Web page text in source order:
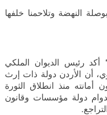
النهضة وتلاحمنا خلفها
– 11 حزيران 2026-* أكد رئيس الديوان الملكي
أن الأردن دولة ذات إرث
منذ انطلاق الثورة
دولة مؤسسات وقانون